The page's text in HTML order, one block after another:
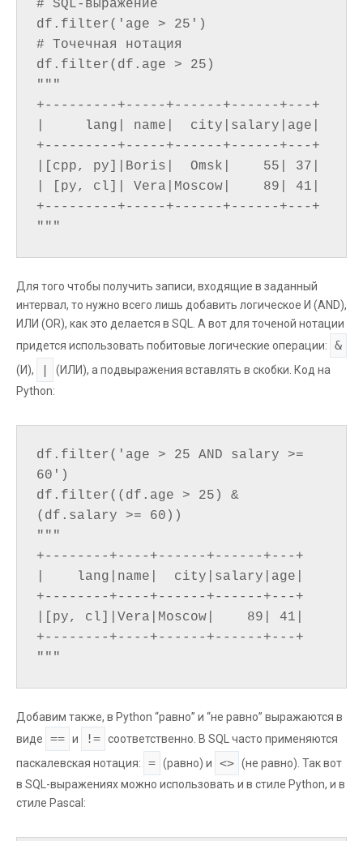
# SQL-выражение
df.filter('age > 25')
# Точечная нотация
df.filter(df.age > 25)
"""
+---------+-----+------+------+---+
|     lang| name|  city|salary|age|
+---------+-----+------+------+---+
|[cpp, py]|Boris|  Omsk|    55| 37|
| [py, cl]| Vera|Moscow|    89| 41|
+---------+-----+------+------+---+
Для того чтобы получить записи, входящие в заданный
интервал, то нужно всего лишь добавить логическое И (AND),
ИЛИ (OR), как это делается в SQL. А вот для точеной нотации
придется использовать побитовые логические операции:
&
(И),
(ИЛИ), а подвыражения вставлять в скобки. Код на
Python:
df.filter('age > 25 AND salary >=
60')
df.filter((df.age > 25) &
(df.salary >= 60))
"""
+--------+----+------+------+---+
|    lang|name|  city|salary|age|
+--------+----+------+------+---+
|[py, cl]|Vera|Moscow|    89| 41|
+--------+----+------+------+---+
Добавим также, в Python “равно” и “не равно” выражаются в
виде
== и != соответственно. В SQL часто применяются
паскалевская нотация:
= (равно) и <> (не равно). Так вот
в SQL-выражениях можно использовать и в стиле Python, и в
стиле Pascal: